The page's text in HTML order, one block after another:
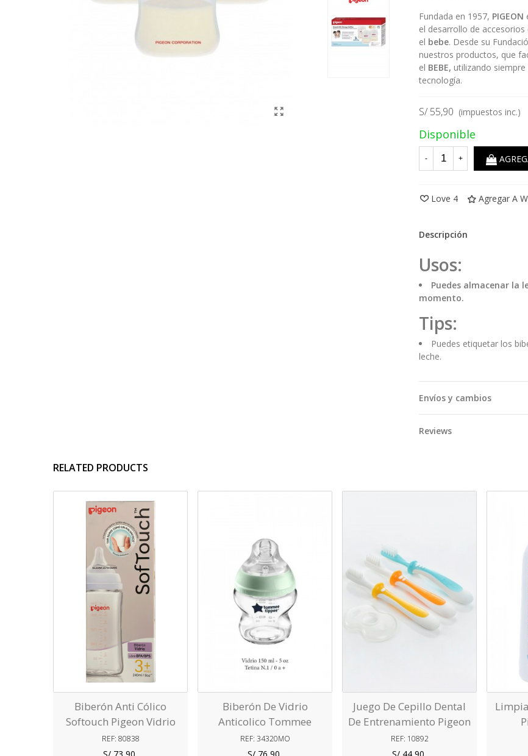
Fundada en 1957, PIGEON
el desarrollo de
el bebe. Desde su
nuestros productos, que
el BEBE, utilizando
tecnología.
S/ 55,90 (impuestos inc.)
Disponible
- +
Love 4 Agregar A
Descripción
Usos:
Puedes almacenar la
momento.
Tips:
Puedes etiquetar los
leche.
Envíos y cambios
Reviews
RELATED PRODUCTS
Love
Biberón Anti Cólico
Softouch Pigeon Vidrio
240ml - 8oz Blanco
REF: 80838
S/ 73,90
Love
Biberón De Vidrio
Anticolico Tommee
Tippee 150ml - 5oz
REF: 34320MO
S/ 76,90
Love
Juego De Cepillo Dental
De Entrenamiento Pigeon
REF: 10892
S/ 44,90